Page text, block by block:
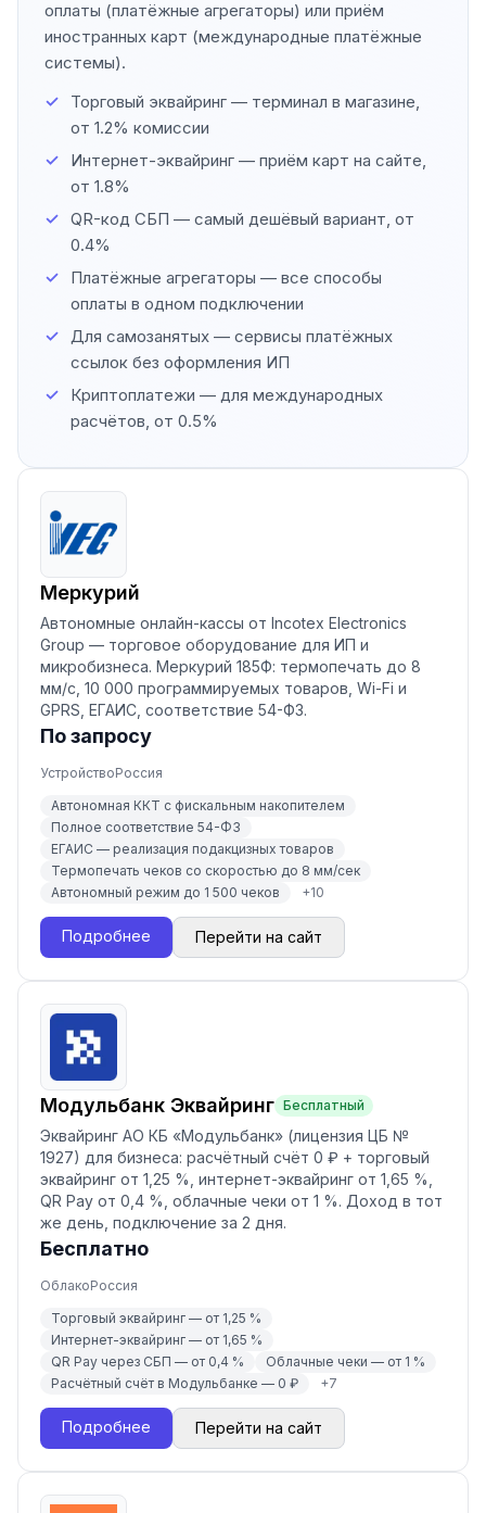
оплаты (платёжные агрегаторы) или приём
иностранных карт (международные платёжные
системы).
Торговый эквайринг — терминал в магазине,
от 1.2% комиссии
Интернет-эквайринг — приём карт на сайте,
от 1.8%
QR-код СБП — самый дешёвый вариант, от
0.4%
Платёжные агрегаторы — все способы
оплаты в одном подключении
Для самозанятых — сервисы платёжных
ссылок без оформления ИП
Криптоплатежи — для международных
расчётов, от 0.5%
Меркурий
Автономные онлайн-кассы от Incotex Electronics
Group — торговое оборудование для ИП и
микробизнеса. Меркурий 185Ф: термопечать до 8
мм/с, 10 000 программируемых товаров, Wi-Fi и
GPRS, ЕГАИС, соответствие 54-ФЗ.
По запросу
УстройствоРоссия
Автономная ККТ с фискальным накопителем
Полное соответствие 54-ФЗ
ЕГАИС — реализация подакцизных товаров
Термопечать чеков со скоростью до 8 мм/сек
Автономный режим до 1 500 чеков
+10
Подробнее Перейти на сайт
Модульбанк Эквайринг Бесплатный
Эквайринг АО КБ «Модульбанк» (лицензия ЦБ №
1927) для бизнеса: расчётный счёт 0 ₽ + торговый
эквайринг от 1,25 %, интернет-эквайринг от 1,65 %,
QR Pay от 0,4 %, облачные чеки от 1 %. Доход в тот
же день, подключение за 2 дня.
Бесплатно
ОблакоРоссия
Торговый эквайринг — от 1,25 %
Интернет-эквайринг — от 1,65 %
QR Pay через СБП — от 0,4 %
Облачные чеки — от 1 %
Расчётный счёт в Модульбанке — 0 ₽
+7
Подробнее Перейти на сайт